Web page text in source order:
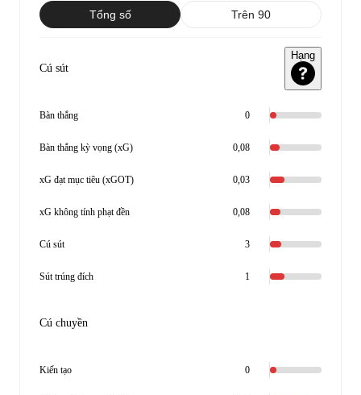
Tổng số Trên 90
Cú sút
Hạng
Bàn thắng 0
Bàn thắng kỳ vọng (xG) 0,08
xG đạt mục tiêu (xGOT) 0,03
xG không tính phạt đền 0,08
Cú sút 3
Sút trúng đích 1
Cú chuyền
Kiến tạo 0